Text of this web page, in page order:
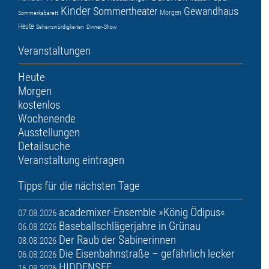
Sommerkabarett KinderSommertheater Morgen Gewandhaus
Heute Sehenswürdigkeiten Dinner-Show
Veranstaltungen
Heute
Morgen
kostenlos
Wochenende
Ausstellungen
Detailsuche
Veranstaltung eintragen
Tipps für die nächsten Tage
07.08.2026 academixer-Ensemble »König Ödipus«
06.08.2026 Baseballschlägerjahre in Grünau
08.08.2026 Der Raub der Sabinerinnen
06.08.2026 Die Eisenbahnstraße – gefährlich lecker